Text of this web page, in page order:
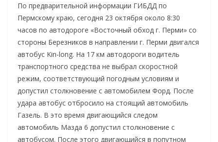
По предварительной информации ГИБДД по
Пермскому краю, сегодня 23 октября около 8:30
часов по автодороге «Восточный обход г. Перми» со
стороны Березников в направлении г. Перми двигался
автобус Kin-long. На 17 км автодороги водитель
транспортного средства не выбрал скоростной
режим, соответствующий погодным условиям и
допустил столкновение с автомобилем Форд. После
удара автобус отбросило на стоящий автомобиль
Газель. В это время двигающийся следом
автомобиль Мазда 6 допустил столкновение с
автобусом. После этого двигающийся в попутном